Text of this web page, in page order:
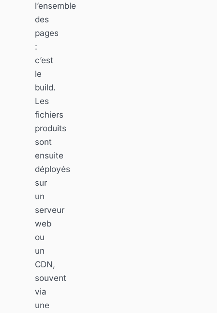
l’ensemble
des
pages
:
c’est
le
build.
Les
fichiers
produits
sont
ensuite
déployés
sur
un
serveur
web
ou
un
CDN,
souvent
via
une